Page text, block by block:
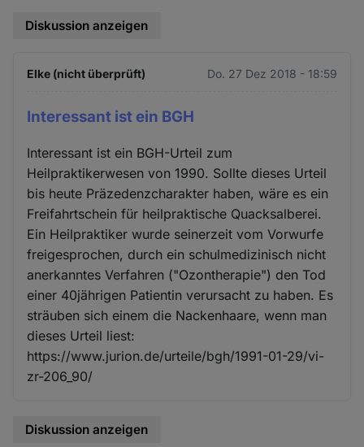
Diskussion anzeigen
Elke (nicht überprüft) Do. 27 Dez 2018 - 18:59
Interessant ist ein BGH
Interessant ist ein BGH-Urteil zum
Heilpraktikerwesen von 1990. Sollte dieses Urteil
bis heute Präzedenzcharakter haben, wäre es ein
Freifahrtschein für heilpraktische Quacksalberei.
Ein Heilpraktiker wurde seinerzeit vom Vorwurfe
freigesprochen, durch ein schulmedizinisch nicht
anerkanntes Verfahren ("Ozontherapie") den Tod
einer 40jährigen Patientin verursacht zu haben. Es
sträuben sich einem die Nackenhaare, wenn man
dieses Urteil liest:
https://www.jurion.de/urteile/bgh/1991-01-29/vi-
zr-206_90/
Diskussion anzeigen